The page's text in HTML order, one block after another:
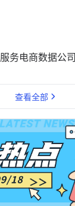
务电商数据公司
查看全部